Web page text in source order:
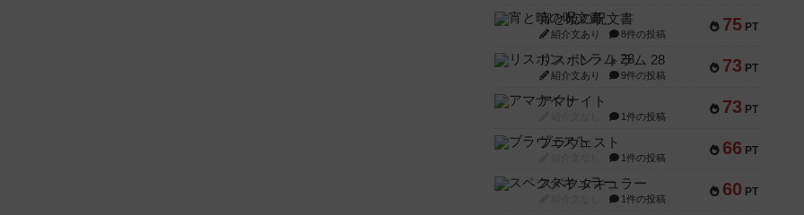
75 PT
宵と暁の呪文書
紹介文あり 8件の投稿
73 PT
リスボン・トラム 28
紹介文あり 9件の投稿
73 PT
アマナイト
1件の投稿
66 PT
ブラヴェスト
1件の投稿
60 PT
スペクタキュラー
1件の投稿